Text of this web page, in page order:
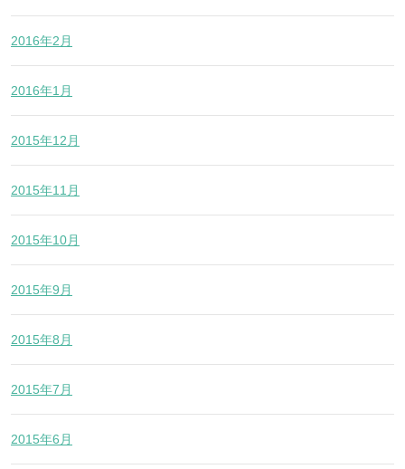
2016年2月
2016年1月
2015年12月
2015年11月
2015年10月
2015年9月
2015年8月
2015年7月
2015年6月